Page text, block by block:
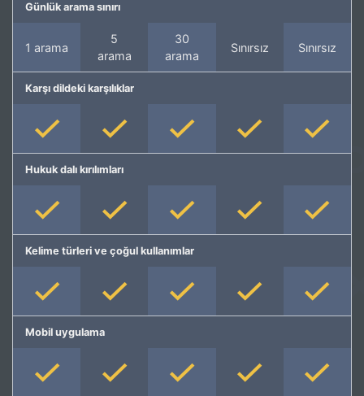
Günlük arama sınırı
1 arama
5
arama
30
arama
Sınırsız Sınırsız
Karşı dildeki karşılıklar
Hukuk dalı kırılımları
Kelime türleri ve çoğul kullanımlar
Mobil uygulama